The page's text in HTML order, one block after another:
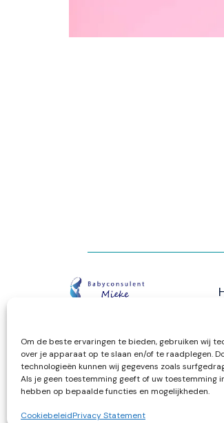
Om de beste ervaringen te bieden, gebruiken wij
over je apparaat op te slaan en/of te raadplegen.
technologieën kunnen wij gegevens zoals
Als je geen toestemming geeft of uw toestemming
hebben op bepaalde functies en mogelijkheden.
CookiebeleidPrivacy Statement
Privacy Statement
Algemene Voorwaarden